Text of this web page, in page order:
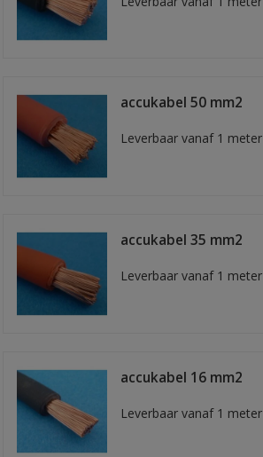
accukabel 50 mm2
Leverbaar vanaf 1 meter
accukabel 35 mm2
Leverbaar vanaf 1 meter
accukabel 16 mm2
Leverbaar vanaf 1 meter